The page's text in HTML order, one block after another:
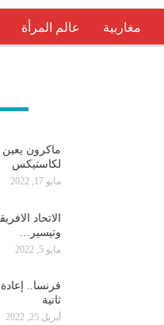
مغاربية عالم المرأة
ماكرون يعين
لكاستيكس
مايو 17, 2022
الاتحاد
وتيسير…
مايو 5, 2022
فرنسا..
ثانية
أبريل 25, 2022